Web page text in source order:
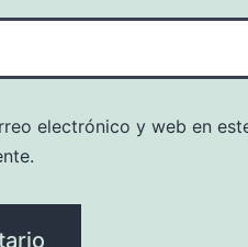
electrónico y web en